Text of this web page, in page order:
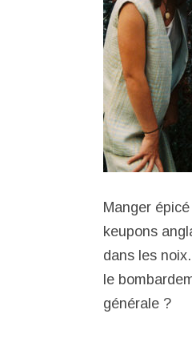
Manger
keupons
dans les
le
générale ?